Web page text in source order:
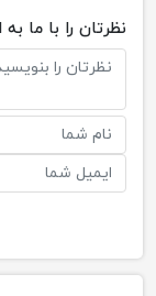
نظرتان را با ما